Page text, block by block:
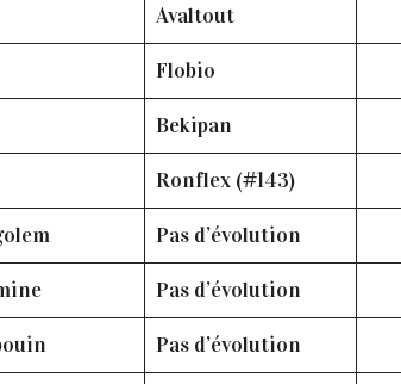
Avaltout
Flobio
Bekipan
Ronflex (#143)
Pas d’évolution
Pas d’évolution
Pas d’évolution